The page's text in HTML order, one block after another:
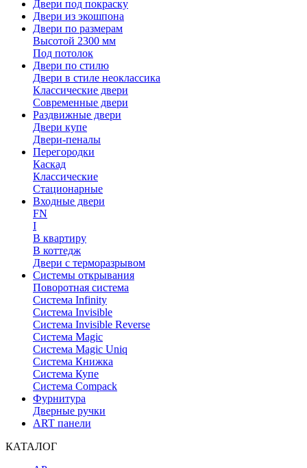
Двери под покраску
Двери из экошпона
Двери по размерам
Высотой 2300 мм
Под потолок
Двери по стилю
Двери в стиле неоклассика
Классические двери
Современные двери
Раздвижные двери
Двери купе
Двери-пеналы
Перегородки
Каскад
Классические
Стационарные
Входные двери
FN
I
В квартиру
В коттедж
Двери с терморазрывом
Системы открывания
Поворотная система
Система Infinity
Система Invisible
Система Invisible Reverse
Система Magic
Система Magic Uniq
Система Книжка
Система Купе
Система Compack
Фурнитура
Дверные ручки
ART панели
КАТАЛОГ